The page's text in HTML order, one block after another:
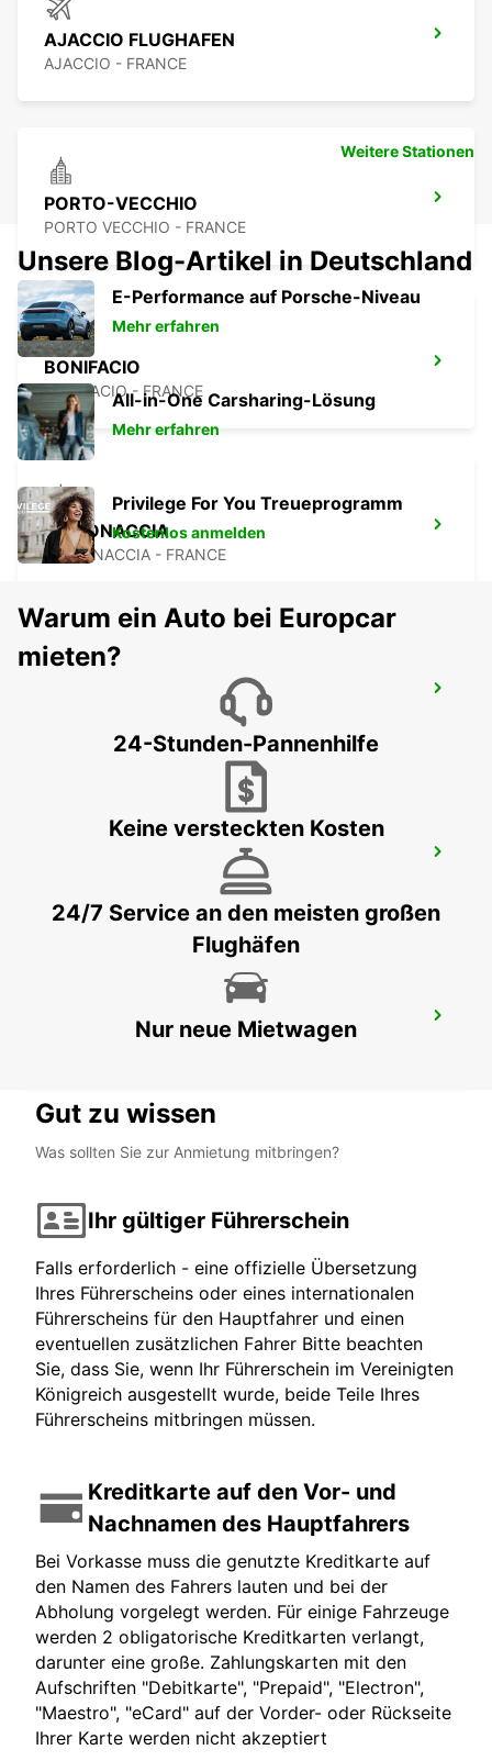
AJACCIO FLUGHAFEN
AJACCIO - FRANCE
PORTO-VECCHIO
PORTO VECCHIO - FRANCE
BONIFACIO
BONIFACIO - FRANCE
GHISONACCIA
GHISONACCIA - FRANCE
BAIA SARDINIA (SARDINIEN)
Weitere Stationen
Unsere Blog-Artikel in Deutschland
E-Performance auf Porsche-Niveau
Mehr erfahren
All-in-One Carsharing-Lösung
Mehr erfahren
Privilege For You Treueprogramm
Kostenlos anmelden
Warum ein Auto bei Europcar
mieten?
24-Stunden-Pannenhilfe
Keine versteckten Kosten
24/7 Service an den meisten großen
Flughäfen
Nur neue Mietwagen
Gut zu wissen
Was sollten Sie zur Anmietung mitbringen?
Ihr gültiger Führerschein
Falls erforderlich - eine offizielle Übersetzung
Ihres Führerscheins oder eines internationalen
Führerscheins für den Hauptfahrer und einen
eventuellen zusätzlichen Fahrer Bitte beachten
Sie, dass Sie, wenn Ihr Führerschein im Vereinigten
Königreich ausgestellt wurde, beide Teile Ihres
Führerscheins mitbringen müssen.
Kreditkarte auf den Vor- und
Nachnamen des Hauptfahrers
Bei Vorkasse muss die genutzte Kreditkarte auf
den Namen des Fahrers lauten und bei der
Abholung vorgelegt werden. Für einige Fahrzeuge
werden 2 obligatorische Kreditkarten verlangt,
darunter eine große. Zahlungskarten mit den
Aufschriften "Debitkarte", "Prepaid", "Electron",
"Maestro", "eCard" auf der Vorder- oder Rückseite
Ihrer Karte werden nicht akzeptiert